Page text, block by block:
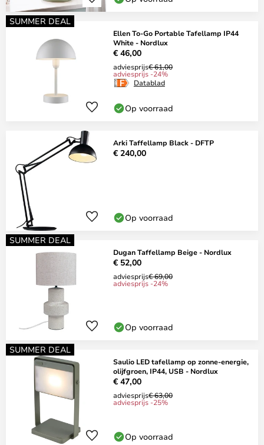
SUMMER DEAL
Ellen To-Go Portable Tafellamp IP44
White - Nordlux
€ 46,00
adviesprijs€ 61,00
adviesprijs -24%
Datablad
Op voorraad
Arki Taffellamp Black - DFTP
€ 240,00
Op voorraad
SUMMER DEAL
Dugan Taffellamp Beige - Nordlux
€ 52,00
adviesprijs€ 69,00
adviesprijs -24%
Op voorraad
SUMMER DEAL
Saulio LED tafellamp op zonne-energie,
olijfgroen, IP44, USB - Nordlux
€ 47,00
adviesprijs€ 63,00
adviesprijs -25%
Op voorraad